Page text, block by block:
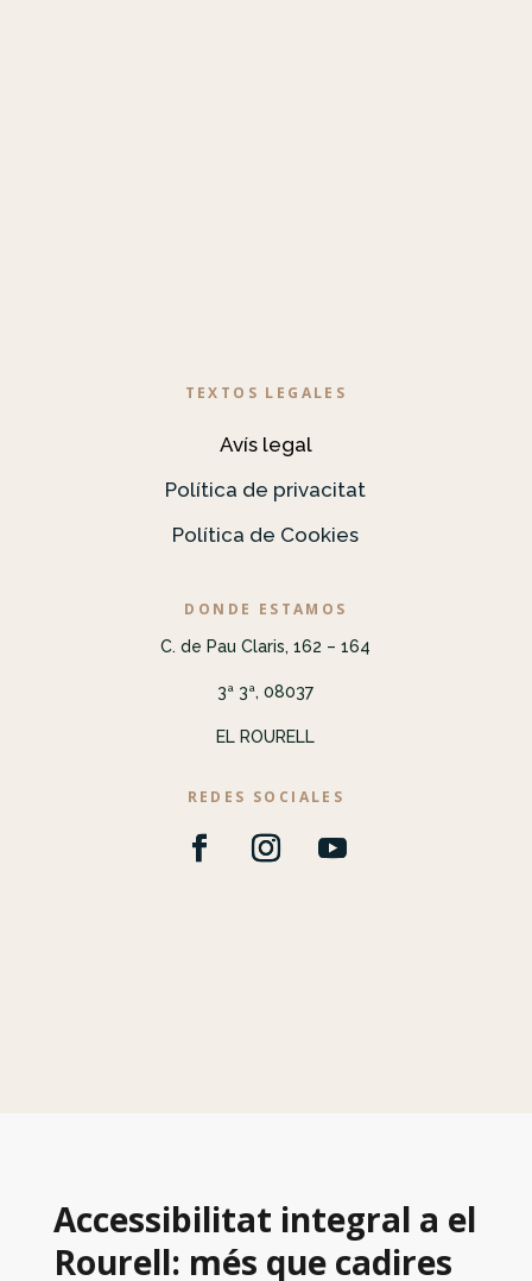
TEXTOS LEGALES
Avís legal
Política de privacitat
Política de Cookies
DONDE ESTAMOS
C. de Pau Claris, 162 – 164
3ª 3ª, 08037
EL ROURELL
REDES SOCIALES
Accessibilitat integral a el
Rourell: més que cadires